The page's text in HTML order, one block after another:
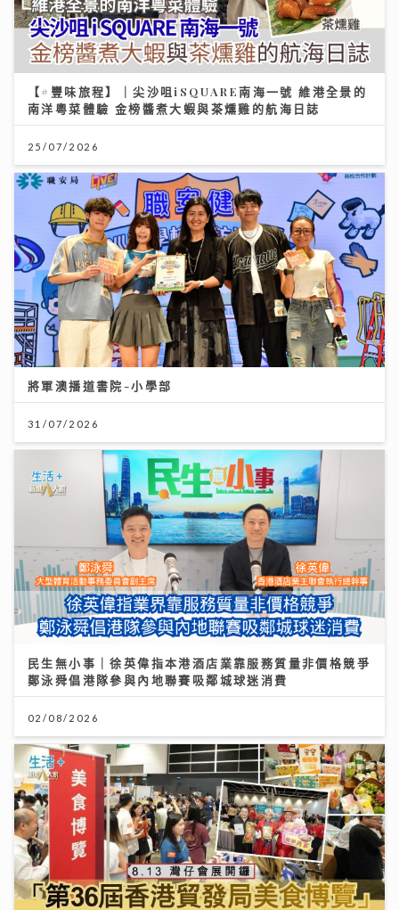
【#豐味旅程】｜尖沙咀iSQUARE南海一號 維港全景的
南洋粵菜體驗 金榜醬煮大蝦與茶燻雞的航海日誌
25/07/2026
將軍澳播道書院-小學部
31/07/2026
民生無小事｜徐英偉指本港酒店業靠服務質量非價格競爭
鄭泳舜倡港隊參與內地聯賽吸鄰城球迷消費
02/08/2026